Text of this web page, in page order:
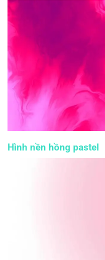
Hình nền hồng pastel